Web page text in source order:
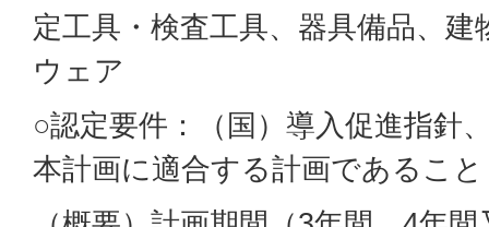
定工具・検査工具、器具備品、
ウェア
○認定要件：（国）導入促進指針
本計画に適合する計画であること